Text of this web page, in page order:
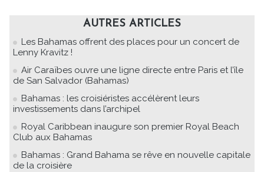
AUTRES ARTICLES
Les Bahamas offrent des places pour un concert de
Lenny Kravitz !
Air Caraïbes ouvre une ligne directe entre Paris et l’île
de San Salvador (Bahamas)
Bahamas : les croisiéristes accélèrent leurs
investissements dans l’archipel
Royal Caribbean inaugure son premier Royal Beach
Club aux Bahamas
Bahamas : Grand Bahama se rêve en nouvelle capitale
de la croisière